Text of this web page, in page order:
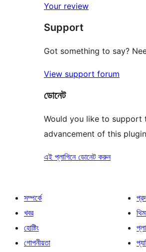
রিভিউ
স্টার
রিভিউ
Your review
Support
Got something to say?
View support forum
ডোনেট
Would you like to support
advancement of this
এই প্লাগিনে ডোনেট করুন
সম্পর্কে
খবর
হোষ্টিং
গোপনীয়তা